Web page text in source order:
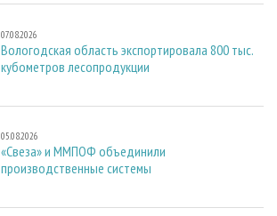
07.08.2026
Вологодская область экспортировала 800 тыс.
кубометров лесопродукции
05.08.2026
«Свеза» и ММПОФ объединили
производственные системы